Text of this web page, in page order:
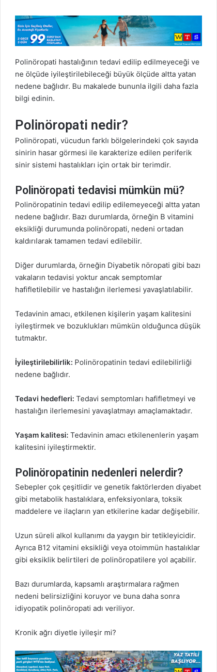
n
d
e
r
e
k
Polinöropati hastalığının tedavi edilip edilmeyeceği ve
ne ölçüde iyileştirilebileceği büyük ölçüde altta yatan
nedene bağlıdır. Bu makalede bununla ilgili daha fazla
bilgi edinin.
Polinöropati nedir?
Polinöropati, vücudun farklı bölgelerindeki çok sayıda
sinirin hasar görmesi ile karakterize edilen periferik
sinir sistemi hastalıkları için ortak bir terimdir.
Polinöropati tedavisi mümkün mü?
Polinöropatinin tedavi edilip edilemeyeceği altta yatan
nedene bağlıdır. Bazı durumlarda, örneğin B vitamini
eksikliği durumunda polinöropati, nedeni ortadan
kaldırılarak tamamen tedavi edilebilir.
Diğer durumlarda, örneğin Diyabetik nöropati gibi bazı
vakaların tedavisi yoktur ancak semptomlar
hafifletilebilir ve hastalığın ilerlemesi yavaşlatılabilir.
Tedavinin amacı, etkilenen kişilerin yaşam kalitesini
iyileştirmek ve bozuklukları mümkün olduğunca düşük
tutmaktır.
İyileştirilebilirlik: Polinöropatinin tedavi edilebilirliği
nedene bağlıdır.
Tedavi hedefleri: Tedavi semptomları hafifletmeyi ve
hastalığın ilerlemesini yavaşlatmayı amaçlamaktadır.
Yaşam kalitesi: Tedavinin amacı etkilenenlerin yaşam
kalitesini iyileştirmektir.
Polinöropatinin nedenleri nelerdir?
Sebepler çok çeşitlidir ve genetik faktörlerden diyabet
gibi metabolik hastalıklara, enfeksiyonlara, toksik
maddelere ve ilaçların yan etkilerine kadar değişebilir.
Uzun süreli alkol kullanımı da yaygın bir tetikleyicidir.
Ayrıca B12 vitamini eksikliği veya otoimmün hastalıklar
gibi eksiklik belirtileri de polinöropatilere yol açabilir.
Bazı durumlarda, kapsamlı araştırmalara rağmen
nedeni belirsizliğini koruyor ve buna daha sonra
idiyopatik polinöropati adı veriliyor.
Kronik ağrı diyetle iyileşir mi?